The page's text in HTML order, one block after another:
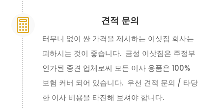
 견적 문의
터무니 없이 싼 가격을 제시하는 이삿짐 회사는
피하시는 것이 좋습니다. 금성 이삿짐은 주정부
인가된 중견 업체로써 모든 이사 용품은 100%
보험 커버 되어 있습니다. 우선 견적 문의 / 타당
한 이사 비용을 타진해 보셔야 합니다.